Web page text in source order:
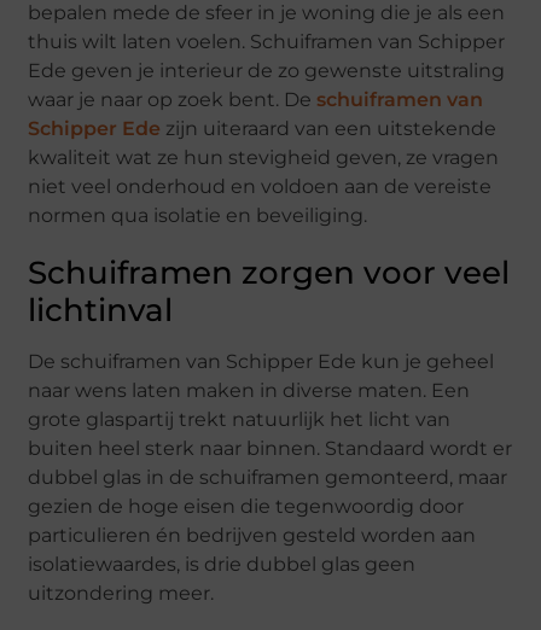
bepalen mede de sfeer in je woning die je als een
thuis wilt laten voelen. Schuiframen van Schipper
Ede geven je interieur de zo gewenste uitstraling
waar je naar op zoek bent. De schuiframen van
Schipper Ede zijn uiteraard van een uitstekende
kwaliteit wat ze hun stevigheid geven, ze vragen
niet veel onderhoud en voldoen aan de vereiste
normen qua isolatie en beveiliging.
Schuiframen zorgen voor veel
lichtinval
De schuiframen van Schipper Ede kun je geheel
naar wens laten maken in diverse maten. Een
grote glaspartij trekt natuurlijk het licht van
buiten heel sterk naar binnen. Standaard wordt er
dubbel glas in de schuiframen gemonteerd, maar
gezien de hoge eisen die tegenwoordig door
particulieren én bedrijven gesteld worden aan
isolatiewaardes, is drie dubbel glas geen
uitzondering meer.